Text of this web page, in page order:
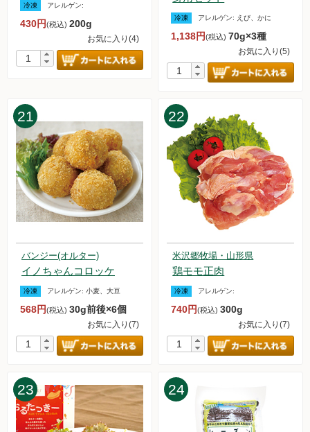
2023.9.9【毎週土曜日更新！】アイテムを更新しました。
2023.9.2【毎週土曜日更新！】アイテムを更新しました。
2023.8.26【毎週土曜日更新！】アイテムを更新しました。
一部「品名」と「品名画像・価格」が一致しないものが公開さ
れていたことについて
2023.8.14 台風7号の影響に関しまして、出荷および配送の遅
延について
2023.8.12【毎週土曜日更新！】アイテムを更新しました。
2023.8.5【毎週土曜日更新！】アイテムを更新しました。
2023.7.29【毎週土曜日更新！】アイテムを更新しました。
2023.7.22【毎週土曜日更新！】アイテムを更新しました。
2023.7.15【毎週土曜日更新！】アイテムを更新しました。
2023.7.8【毎週土曜日更新！】アイテムを更新しました。
2023.7.1【お知らせ】アイスクリーム・アイスキャンデー・お
試しセットの販売再開のお知らせ
2023.7.1【毎週土曜日更新！】アイテムを更新しました。
2023.6.24【毎週土曜日更新！】アイテムを更新しました。
2023.6.17【毎週土曜日更新！】アイテムを更新しました。
2023.6.3【毎週土曜日更新！】アイテムを更新しました。
2023.5.27【毎週土曜日更新！】アイテムを更新しました。
2023.5.22【緊急】ドライアイス不足について
2023.5.13【毎週土曜日更新！】アイテムを更新しました。
2023.5.6【毎週土曜日更新！】アイテムを更新しました。
2023.4.29【毎週土曜日更新！】アイテムを更新しました。
2023.4.27【重要】オススメの惣菜セット値上げのお知らせ
冷凍 アレルゲン:
430円(税込) 200g
お気に入り(4)
冷凍 アレルゲン: えび、かに
1,138円(税込)70g×3種
お気に入り(5)
21
バンジー(オルター)
イノちゃんコロッケ
冷凍 アレルゲン: 小麦、大豆
568円(税込) 30g前後×6個
お気に入り(7)
22
米沢郷牧場・山形県
鶏モモ正肉
冷凍 アレルゲン:
740円(税込)300g
お気に入り(7)
23 24